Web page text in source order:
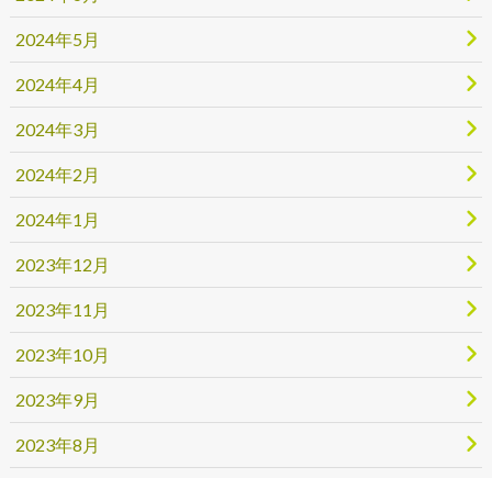
2024年5月
2024年4月
2024年3月
2024年2月
2024年1月
2023年12月
2023年11月
2023年10月
2023年9月
2023年8月